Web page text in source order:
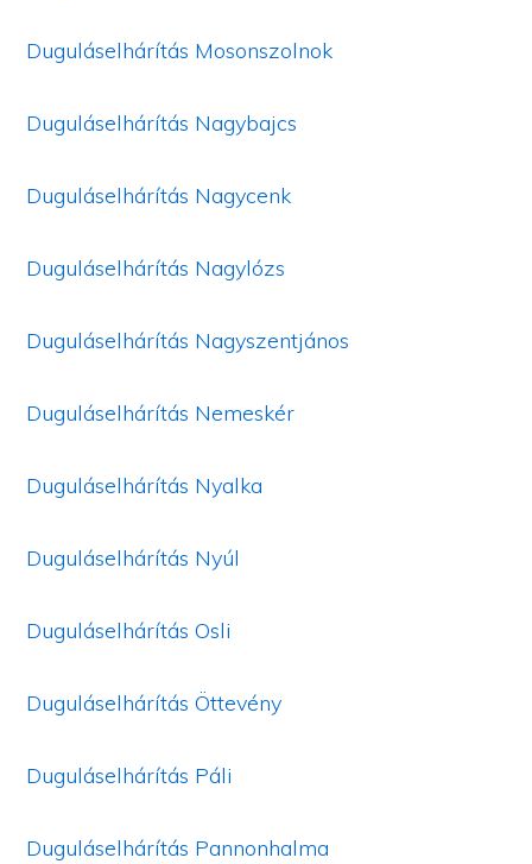
Duguláselhárítás Mosonszolnok
Duguláselhárítás Nagybajcs
Duguláselhárítás Nagycenk
Duguláselhárítás Nagylózs
Duguláselhárítás Nagyszentjános
Duguláselhárítás Nemeskér
Duguláselhárítás Nyalka
Duguláselhárítás Nyúl
Duguláselhárítás Osli
Duguláselhárítás Öttevény
Duguláselhárítás Páli
Duguláselhárítás Pannonhalma